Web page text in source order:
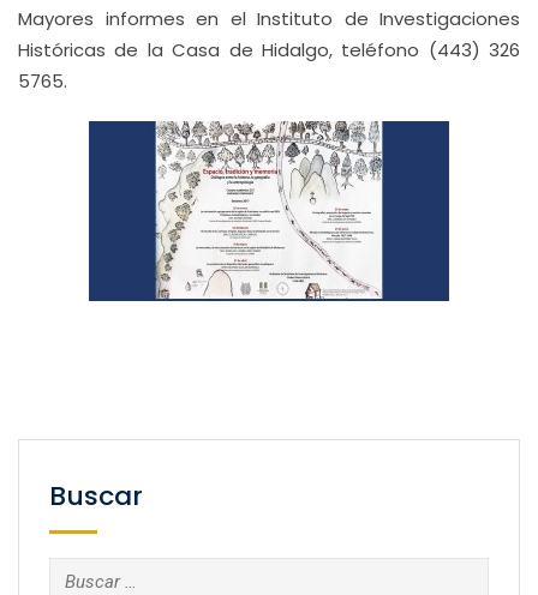
Mayores informes en el Instituto de Investigaciones
Históricas de la Casa de Hidalgo, teléfono (443) 326
5765.
Buscar
Buscar: